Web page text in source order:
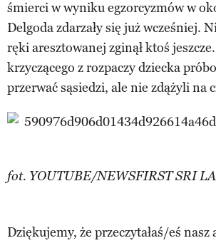
śmierci w wyniku egzorcyzmów w
Delgoda zdarzały się już wcześniej.
ręki aresztowanej zginął ktoś
krzyczącego z rozpaczy dziecka
przerwać sąsiedzi, ale nie zdążyli na
fot. YOUTUBE/NEWSFIRST SRI
Dziękujemy, że przeczytałaś/eś nasz